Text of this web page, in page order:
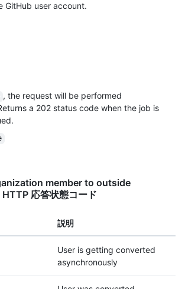
GitHub user account.
, the request will be performed
a 202 status code when the job is
member to outside
応答状態コード
説明
User is getting converted
asynchronously